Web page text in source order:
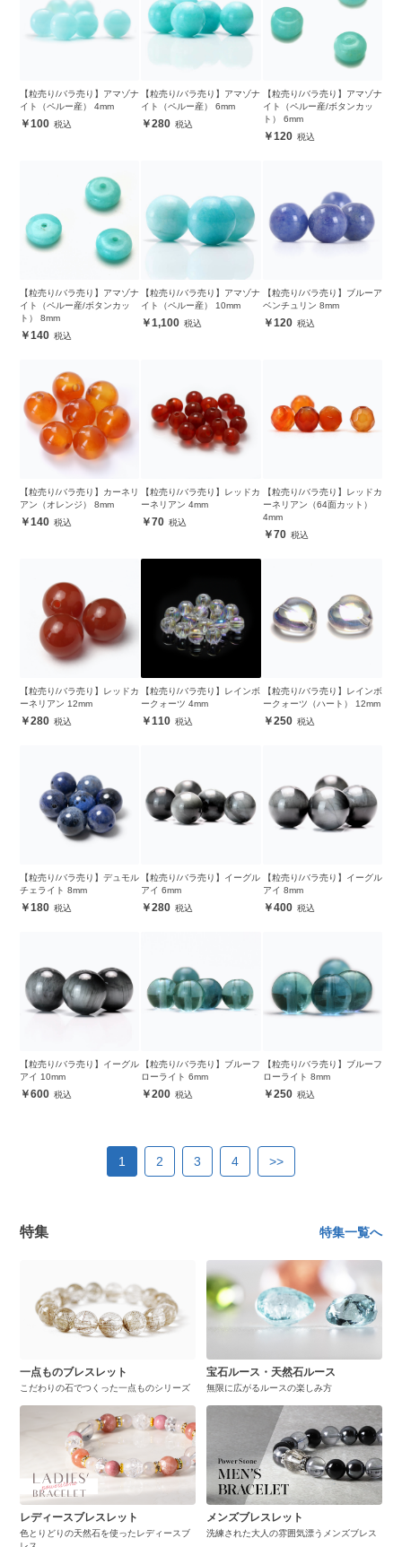
【粒売り/バラ売り】アマゾナ
イト（ペルー産） 4mm
100
【粒売り/バラ売り】アマゾナ
イト（ペルー産） 6mm
280
【粒売り/バラ売り】アマゾナ
イト（ペルー産/ボタンカッ
ト） 6mm
120
【粒売り/バラ売り】アマゾナ
イト（ペルー産/ボタンカッ
ト） 8mm
140
【粒売り/バラ売り】アマゾナ
イト（ペルー産） 10mm
1,100
【粒売り/バラ売り】ブルーア
ベンチュリン 8mm
120
【粒売り/バラ売り】カーネリ
アン（オレンジ） 8mm
140
【粒売り/バラ売り】レッドカ
ーネリアン 4mm
70
【粒売り/バラ売り】レッドカ
ーネリアン（64面カット）
4mm
70
【粒売り/バラ売り】レッドカ
ーネリアン 12mm
280
【粒売り/バラ売り】レインボ
ークォーツ 4mm
110
【粒売り/バラ売り】レインボ
ークォーツ（ハート） 12mm
250
【粒売り/バラ売り】デュモル
チェライト 8mm
180
【粒売り/バラ売り】イーグル
アイ 6mm
280
【粒売り/バラ売り】イーグル
アイ 8mm
400
【粒売り/バラ売り】イーグル
アイ 10mm
600
【粒売り/バラ売り】ブルーフ
ローライト 6mm
200
【粒売り/バラ売り】ブルーフ
ローライト 8mm
250
1 2 3 4 >>
特集 特集一覧へ
一点ものブレスレット
こだわりの石でつくった一点ものシリーズ
宝石ルース・天然石ルース
無限に広がるルースの楽しみ方
レディースブレスレット
色とりどりの天然石を使ったレディースブ
メンズブレスレット
洗練された大人の雰囲気漂うメンズブレス